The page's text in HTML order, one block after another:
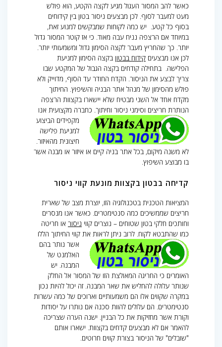
כאשר להב המסור העגול מגיע לקצה הקטע, הוא פולש
מעט למעבר לסוף. לכן מבצעים ניסור בטון בין קידוחים
בסוף כל קטע. יש כמה לקוחות שמבקשים למנוע זאת,
במיוחד אם הרצפה נניח עבה מאוד. כי אז קוטר המסור גדול
יותר. כך שהחריץ מעבר לקצה הסימון גדול ומשמעותי יותר.
לכן אנו מבצעים קידוח בבטון בקצה הסימון למניעת
הפלישה. בתחילה קודחים בקצה הגבול של המקטע שבו
צריך לבצע את הניסור. הקדח החודר עד הסוף, מדוייק ולא
פולש מהסימון של מנהל אתר הבניה והשיפוץ. החיתוך
מקדח אחד אל השני מבטיח שלא יישארו בקצוות הרצפה
הנותרת חריצים וסימני ניסור וחיתוך. כחברה מקצועית אנו
מקפידים הביצוע
למניעת פלישה
חיצונית מהאיזור.
לא משנה מיקום, בכל אתר בניה קיים או איזור או מבנה אשר
בו מבוצע השיפוץ.
קדיחה בבטון בקצוות מונעת קווי ניסור
המציאות הטכנית בטכנולוגיה הזו, יוצרת מצב של שארית
חריצים שממשיכים כמה סנטימטרים. כאשר אנו מנסרים
וחותכים חלקי בטון שטוחים – נוצרים קווי ניסור או חריטה
כמו שהתבטא לקוח. לרוב ניתן לראות את קווי החיתוך הללו
אשר נותר בהם
האלמנט של
המבנה. יש
האומרים כי החריגה המאולצת הזו של המסור אל החלק
שנותר עלולה להחליש את שאר המבנה. זה יכול להיות נכון
במקרה שקווים אלו הם משמעותיים וארוכים של כמה עשרות
סנטימטרים. הם עלולים להוות סכנה אם נותרו על יסודות
וקורת אשר מחזיקות את כל הבניין. ישנה הערה שצריכה
להאמר אם לא מבצעים קדחים בקצוות. ישארו אותם
"שובלים" של הניסור בצורת קווים חרוטים.